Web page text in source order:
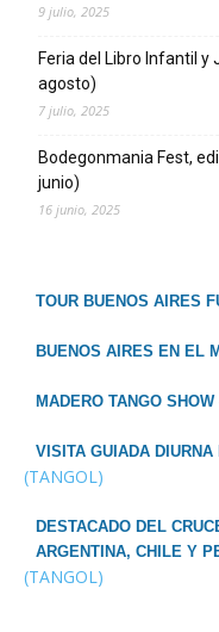
9 julio, 2025
Feria del Libro Infantil y
agosto)
7 julio, 2025
Bodegonmania Fest,
junio)
16 junio, 2025
TOUR BUENOS AIRES
BUENOS AIRES EN EL
MADERO TANGO
VISITA GUIADA
(TANGOL)
DESTACADO DEL
ARGENTINA, CHILE Y
(TANGOL)